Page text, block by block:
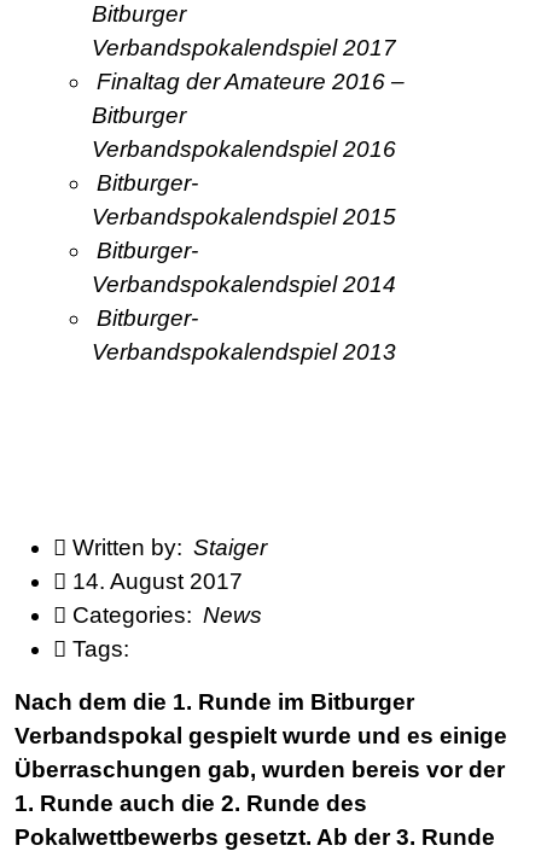
Bitburger
Verbandspokalendspiel 2017
Finaltag der Amateure 2016 –
Bitburger
Verbandspokalendspiel 2016
Bitburger-
Verbandspokalendspiel 2015
Bitburger-
Verbandspokalendspiel 2014
Bitburger-
Verbandspokalendspiel 2013
Written by: Staiger
14. August 2017
Categories: News
Tags:
Nach dem die 1. Runde im Bitburger
Verbandspokal gespielt wurde und es einige
Überraschungen gab, wurden bereis vor der
1. Runde auch die 2. Runde des
Pokalwettbewerbs gesetzt. Ab der 3. Runde